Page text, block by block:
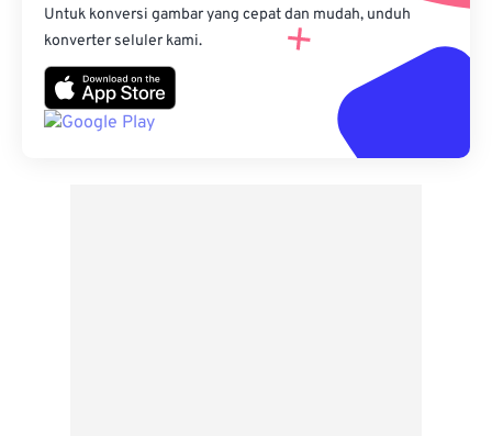
Untuk konversi gambar yang cepat dan mudah, unduh
konverter seluler kami.